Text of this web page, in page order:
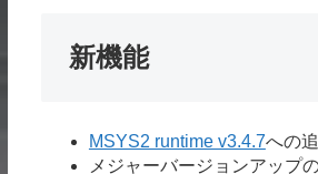
新機能
MSYS2 runtime v3.4.7への追
メジャーバージョンアップ